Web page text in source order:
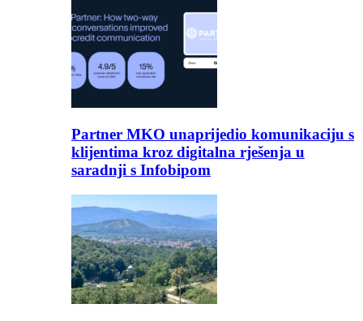
Partner MKO unaprijedio komunikaciju s
klijentima kroz digitalna rješenja u
saradnji s Infobipom